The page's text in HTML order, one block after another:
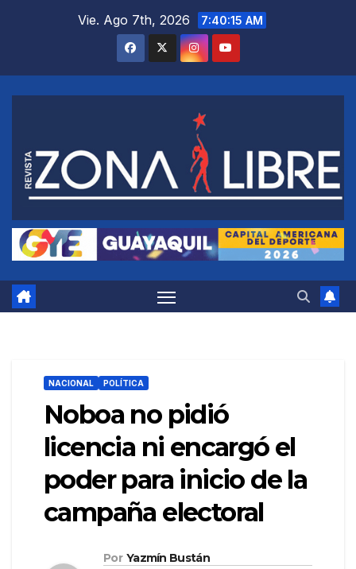
Vie. Ago 7th, 2026 7:40:16 AM
NACIONAL POLÍTICA
Noboa no pidió
licencia ni encargó el
poder para inicio de la
campaña electoral
Por Yazmín Bustán